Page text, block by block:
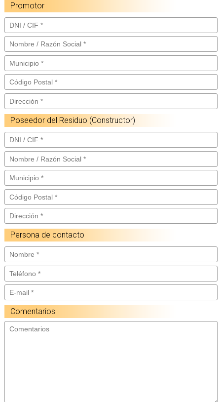
Promotor
Poseedor del Residuo (Constructor)
Persona de contacto
Comentarios